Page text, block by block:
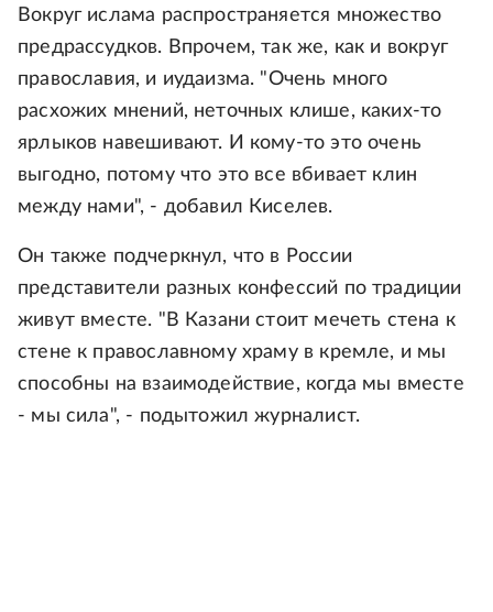
Вокруг ислама распространяется множество
предрассудков. Впрочем, так же, как и вокруг
православия, и иудаизма. "Очень много
расхожих мнений, неточных клише, каких-то
ярлыков навешивают. И кому-то это очень
выгодно, потому что это все вбивает клин
между нами", - добавил Киселев.
Он также подчеркнул, что в России
представители разных конфессий по традиции
живут вместе. "В Казани стоит мечеть стена к
стене к православному храму в кремле, и мы
способны на взаимодействие, когда мы вместе
- мы сила", - подытожил журналист.